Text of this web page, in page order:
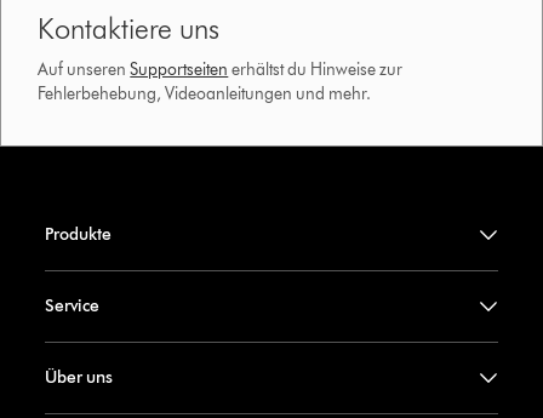
Kontaktiere uns
Auf unserenSupportseiten erhältst du Hinweise zur
Fehlerbehebung, Videoanleitungen und mehr.
Produkte
Service
Über uns